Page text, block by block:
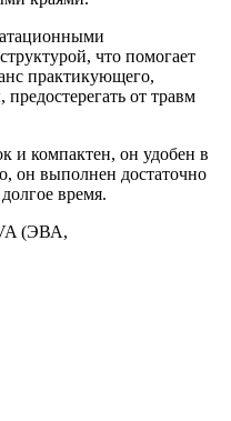
что помогает
практикующего,
от травм
и компактен, он удобен в
он выполнен достаточно
время.
(ЭВА,